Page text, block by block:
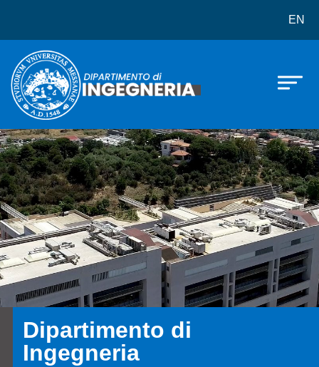
EN
Immagine
Dipartimento di
Ingegneria